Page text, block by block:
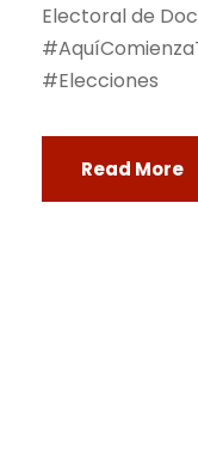
Electoral de
#Elecciones
Read More